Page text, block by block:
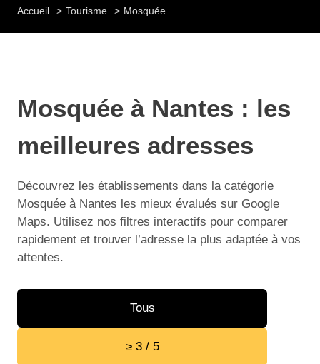
Accueil Tourisme Mosquée
Mosquée à Nantes : les
meilleures adresses
Découvrez les établissements dans la catégorie
Mosquée à Nantes les mieux évalués sur Google
Maps. Utilisez nos filtres interactifs pour comparer
rapidement et trouver l’adresse la plus adaptée à vos
attentes.
Tous
≥ 3 / 5